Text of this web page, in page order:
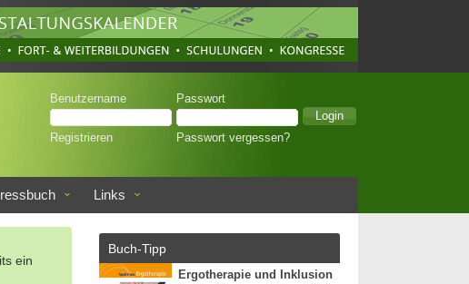
Benutzername Passwort
Registrieren Passwort vergessen?
Links
ein
Buch-Tipp
Ergotherapie und Inklusion